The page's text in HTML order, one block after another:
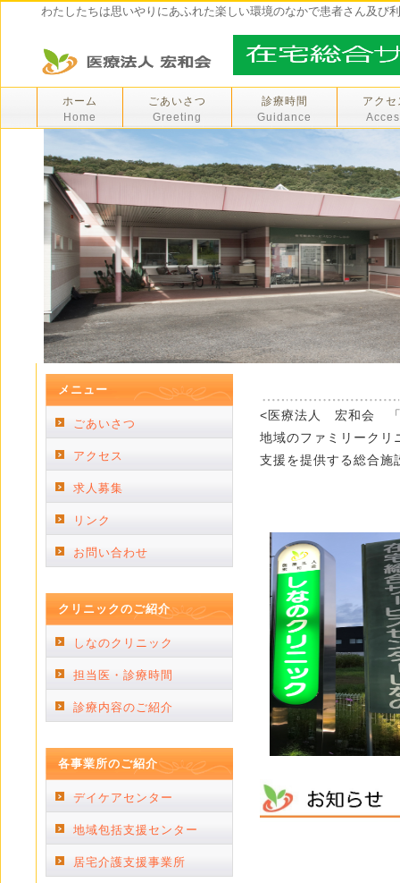
わたしたちは思いやりにあふれた楽しい環境のなかで患者さん及び
ホーム
Home
ごあいさつ
Greeting
診療時間
Guidance
アクセ
<医療法人 宏和会 「
地域のファミリークリ
支援を提供する総合施
メニュー
ごあいさつ
アクセス
求人募集
リンク
お問い合わせ
クリニックのご紹介
しなのクリニック
担当医・診療時間
診療内容のご紹介
各事業所のご紹介
デイケアセンター
地域包括支援センター
居宅介護支援事業所